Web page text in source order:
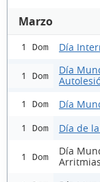
Marzo
1 Dom Día
1 Dom
Día
1 Dom Día
1 Dom Día de
1 Dom
Día
Arritmias